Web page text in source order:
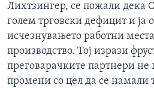
Лихтзингер, се пожали дека
голем трговски дефицит и
исчезнувањето работни
производство. Тој изрази
преговарачките партнери не
промени со цел да се намали